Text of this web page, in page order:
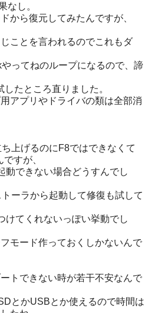
なし。
から復元してみたんですが、
ことを言われるのでこれもダ
ってねのループになるので、諦
したところ直りました。
アプリやドライバの類は全部消
上げるのにF8ではできなくて
すが、
動できない場合どうすんでし
ーラから起動して修復も試して
けてくれないっぽい挙動でし
モード作っておくしかないんで
トできない時が若干不安なんで
とかUSBとか使えるので時間は